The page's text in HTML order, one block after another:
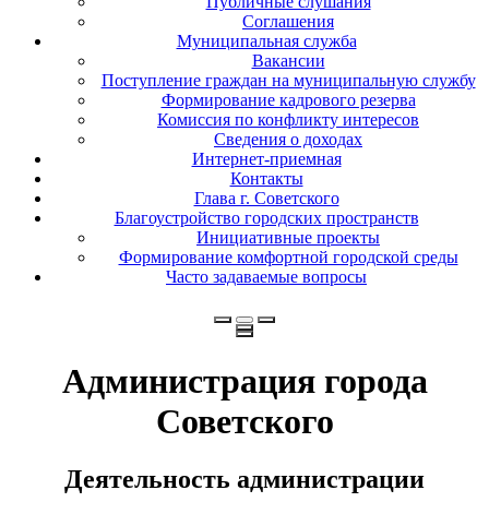
Соглашения
Муниципальная служба
Вакансии
Поступление граждан на муниципальную службу
Формирование кадрового резерва
Комиссия по конфликту интересов
Сведения о доходах
Интернет-приемная
Контакты
Глава г. Советского
Благоустройство городских пространств
Инициативные проекты
Формирование комфортной городской среды
Часто задаваемые вопросы
Администрация города
Советского
Деятельность администрации